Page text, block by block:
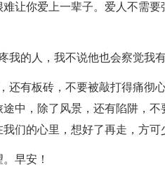
让你爱上一辈子。爱人不需要
的人，我不说他也会察觉我
有板砖，不要被敲打得痛彻
中，除了风景，还有陷阱，不
们的心里，想好了再走，方可
早安！